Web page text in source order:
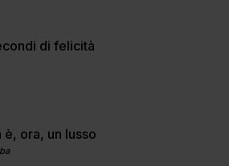
di felicità
è, ora, un lusso